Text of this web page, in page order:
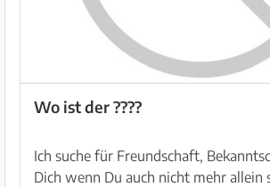
Wo ist der ????
Ich suche für Freundschaft,
Dich wenn Du auch nicht mehr allein